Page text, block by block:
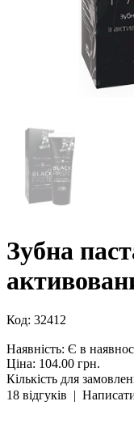
Зубна
Код: 32412
Наявність: Є в
Ціна: 104.00 грн.
Кількість для
18 відгуків |